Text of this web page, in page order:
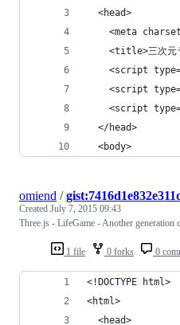
  <head>
<meta
<title>三次元
<script
<script
<script
  </head>
  <body>
1 file 0 forks 0
omiend /
Created July 7, 2015 09:43
Three.js - LifeGame - Another generation
<!DOCTYPE html>
<html>
  <head>